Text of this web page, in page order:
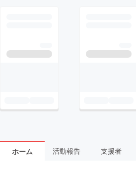
ホーム 活動報告 支援者